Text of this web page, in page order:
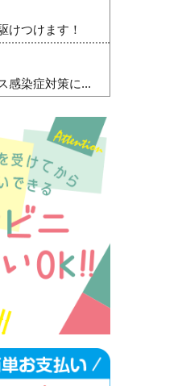
けつけます！
感染症対策に...